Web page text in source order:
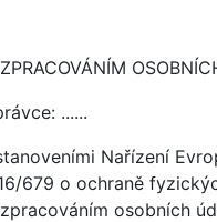
......
Nařízení
679 o ochraně
osobních